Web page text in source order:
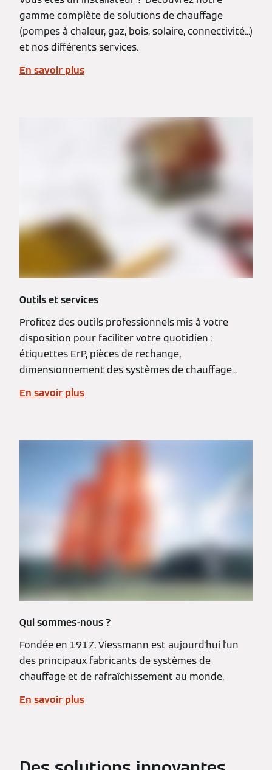
gamme complète de solutions de chauffage
(pompes à chaleur, gaz, bois, solaire, connectivité...)
et nos différents services.
En savoir plus
Outils et services
Profitez des outils professionnels mis à votre
disposition pour faciliter votre quotidien :
étiquettes ErP, pièces de rechange,
dimensionnement des systèmes de chauffage...
En savoir plus
Qui sommes-nous ?
Fondée en 1917, Viessmann est aujourd'hui l'un
des principaux fabricants de systèmes de
chauffage et de rafraîchissement au monde.
En savoir plus